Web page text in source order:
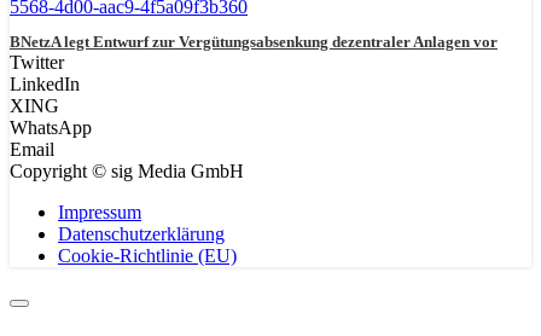
BNetzA legt Entwurf zur Vergütungsabsenkung dezentraler Anlagen vor
Twitter
LinkedIn
XING
WhatsApp
Email
Copyright © sig Media GmbH
Impressum
Datenschutzerklärung
Cookie-Richtlinie (EU)